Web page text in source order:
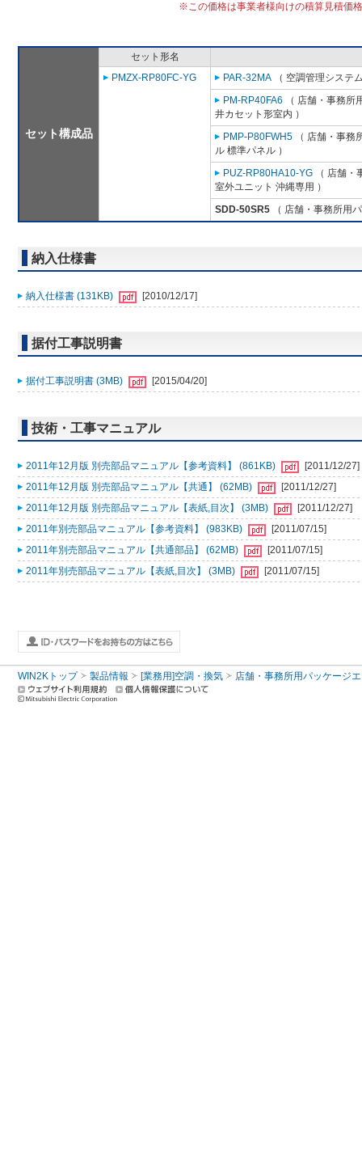
※この価格は事業者様向けの積算見積価
セット構成品
セット形名
PMZX-RP80FC-YG
PAR-32MA （ 空調管理システ
PM-RP40FA6 （ 店舗・事務所
井カセット形室内 ）
PMP-P80FWH5 （ 店舗・事務
ル 標準パネル ）
PUZ-RP80HA10-YG （ 店舗・
室外ユニット 沖縄専用 ）
SDD-50SR5 （ 店舗・事務所用
納入仕様書
納入仕様書 (131KB) [2010/12/17]
据付工事説明書
据付工事説明書 (3MB) [2015/04/20]
技術・工事マニュアル
2011年12月版 別売部品マニュアル【参考資料】 (861KB)
[2011/12/27]
2011年12月版 別売部品マニュアル【共通】 (62MB)
[2011/12/27]
2011年12月版 別売部品マニュアル【表紙,目次】 (3MB)
[2011/12/27]
2011年別売部品マニュアル【参考資料】 (983KB)
[2011/07/15]
2011年別売部品マニュアル【共通部品】 (62MB)
[2011/07/15]
2011年別売部品マニュアル【表紙,目次】 (3MB)
[2011/07/15]
WIN2Kトップ 製品情報 [業務用]空調・換気 店舗・事務所用パッケージ